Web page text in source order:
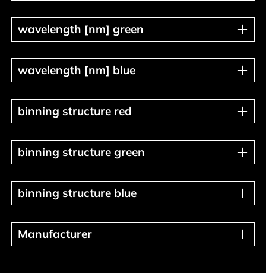
wavelength [nm] green
wavelength [nm] green
wavelength [nm] blue
wavelength [nm] blue
binning structure red
binning structure red
binning structure green
binning structure green
binning structure blue
binning structure blue
Manufacturer
Manufacturer